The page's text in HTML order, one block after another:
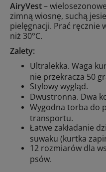
AiryVest–
zimną wiosnę, suchą
pielęgnacji. Prać ręcznie
niż 30°C.
Zalety:
Ultralekka. Waga
nie przekracza 50
Stylowy wygląd.
Dwustronna. Dwa
Wygodna torba do
transportu.
Łatwe zakładanie
suwaku (kurtka
12 rozmiarów dla
psów.